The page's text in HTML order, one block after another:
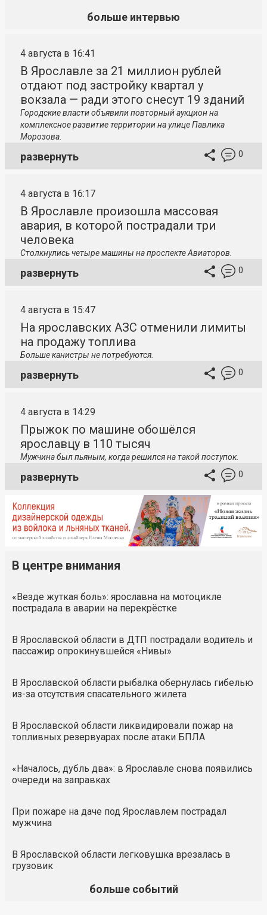
больше интервью
4 августа в 16:41
В Ярославле за 21 миллион рублей
отдают под застройку квартал у
вокзала — ради этого снесут 19 зданий
Городские власти объявили повторный аукцион на
комплексное развитие территории на улице Павлика
Морозова.
развернуть 0
4 августа в 16:17
В Ярославле произошла массовая
авария, в которой пострадали три
человека
Столкнулись четыре машины на проспекте Авиаторов.
развернуть 0
4 августа в 15:47
На ярославских АЗС отменили лимиты
на продажу топлива
Больше канистры не потребуются.
развернуть 0
4 августа в 14:29
Прыжок по машине обошёлся
ярославцу в 110 тысяч
Мужчина был пьяным, когда решился на такой поступок.
развернуть 0
В центре внимания
«Везде жуткая боль»: ярославна на мотоцикле
пострадала в аварии на перекрёстке
В Ярославской области в ДТП пострадали водитель и
пассажир опрокинувшейся «Нивы»
В Ярославской области рыбалка обернулась гибелью
из-за отсутствия спасательного жилета
В Ярославской области ликвидировали пожар на
топливных резервуарах после атаки БПЛА
«Началось, дубль два»: в Ярославле снова появились
очереди на заправках
При пожаре на даче под Ярославлем пострадал
мужчина
В Ярославской области легковушка врезалась в
грузовик
больше событий